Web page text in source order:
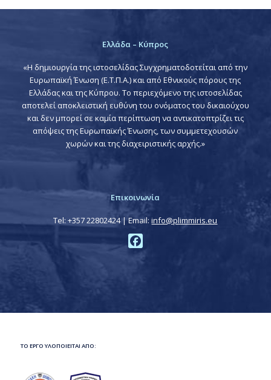
Ελλάδα – Κύπρος
«Η δημιουργία της ιστοσελίδας Συγχρηματοδοτείται από την
Ευρωπαϊκή Ένωση (Ε.Τ.Π.Α.) και από Εθνικούς πόρους της
Ελλάδας και της Κύπρου. Το περιεχόμενο της ιστοσελίδας
αποτελεί αποκλειστική ευθύνη του ονόματος του δικαιούχου
και δεν μπορεί σε καμία περίπτωση να αντικατοπτρίζει τις
απόψεις της Ευρωπαϊκής Ένωσης, των συμμετεχουσών
χωρών και της διαχειριστικής αρχής.»
Επικοινωνία
Tel: +357 22802424 | Email:info@plimmiris.eu
ΤΟ ΕΡΓΟ ΥΛΟΠΟΙΕΙΤΑΙ ΑΠΟ: